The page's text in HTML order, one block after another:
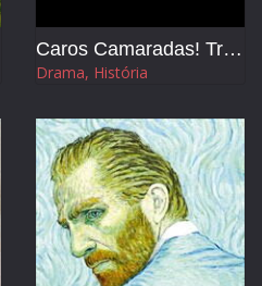
Caros Camaradas! Trabalhadores em Luta
Drama, História